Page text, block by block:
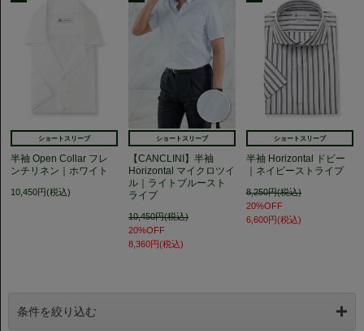
ショートスリーブ
半袖 Open Collar フレ
ンチリネン｜ホワイト
10,450円(税込)
ショートスリーブ
【CANCLINI】半袖
Horizontal マイクロツイ
ル｜ライトブルースト
ライプ
10,450円(税込)
20%OFF
8,360円(税込)
ショートスリーブ
半袖 Horizontal ドビー
｜ネイビーストライプ
8,250円(税込)
20%OFF
6,600円(税込)
条件を絞り込む